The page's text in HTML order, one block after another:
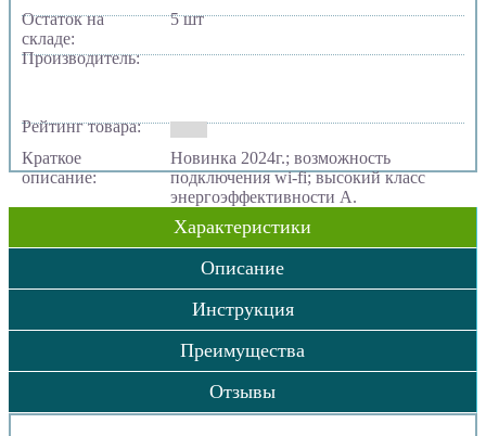
Остаток на
складе:
5 шт
Производитель:
Рейтинг товара:
Краткое
описание:
Новинка 2024г.; возможность
подключения wi-fi; высокий класс
энергоэффективности А.
Характеристики
Описание
Инструкция
Преимущества
Отзывы